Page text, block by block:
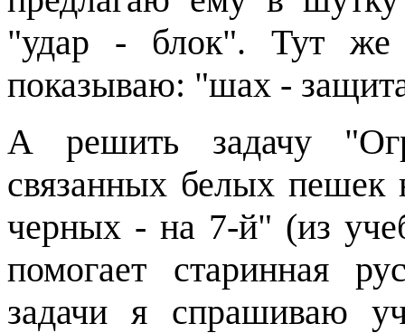
"удар - блок". Тут же
показываю: "шах -
А решить задачу
связанных белых пешек
черных - на 7-й" (из
помогает старинная
задачи я спрашиваю